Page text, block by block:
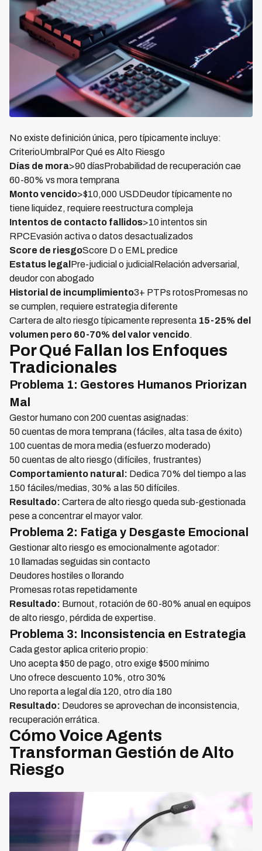
No existe definición única, pero típicamente incluye:
CriterioUmbralPor Qué es Alto Riesgo
Días de mora>90 díasProbabilidad de recuperación cae
60-80% vs mora temprana
Monto vencido>$10,000 USDDeudor típicamente no
tiene liquidez, requiere reestructura compleja
Intentos de contacto fallidos>10 intentos sin
RPCEvasión activa o datos desactualizados
Score de riesgoScore D o EML predice
Estatus legal Pre-judicial o judicialRelación adversarial,
deudor con abogado
Historial de incumplimiento3+ PTPs rotosPromesas no
se cumplen, requiere estrategia diferente
Cartera de alto riesgo típicamente representa 15-25% del
volumen pero 60-70% del valor vencido.
Por Qué Fallan los Enfoques
Tradicionales
Problema 1: Gestores Humanos Priorizan
Mal
Gestor humano con 200 cuentas asignadas:
50 cuentas de mora temprana (fáciles, alta tasa de éxito)
100 cuentas de mora media (esfuerzo moderado)
50 cuentas de alto riesgo (difíciles, frustrantes)
Comportamiento natural: Dedica 70% del tiempo a las
150 fáciles/medias, 30% a las 50 difíciles.
Resultado: Cartera de alto riesgo queda sub-gestionada
pese a concentrar el mayor valor.
Problema 2: Fatiga y Desgaste Emocional
Gestionar alto riesgo es emocionalmente agotador:
10 llamadas seguidas sin contacto
Deudores hostiles o llorando
Promesas rotas repetidamente
Resultado: Burnout, rotación de 60-80% anual en equipos
de alto riesgo, pérdida de expertise.
Problema 3: Inconsistencia en Estrategia
Cada gestor aplica criterio propio:
Uno acepta $50 de pago, otro exige $500 mínimo
Uno ofrece descuento 10%, otro 30%
Uno reporta a legal día 120, otro día 180
Resultado: Deudores se aprovechan de inconsistencia,
recuperación errática.
Cómo Voice Agents
Transforman Gestión de Alto
Riesgo